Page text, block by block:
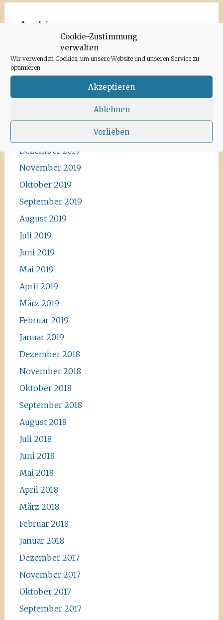
Cookie-Zustimmung
verwalten
Wir verwenden Cookies, um unsere Website und unseren Service zu
optimieren.
Akzeptieren
Ablehnen
Vorlieben
Archiv
Mai 2020
März 2020
Dezember 2019
November 2019
Oktober 2019
September 2019
August 2019
Juli 2019
Juni 2019
Mai 2019
April 2019
März 2019
Februar 2019
Januar 2019
Dezember 2018
November 2018
Oktober 2018
September 2018
August 2018
Juli 2018
Juni 2018
Mai 2018
April 2018
März 2018
Februar 2018
Januar 2018
Dezember 2017
November 2017
Oktober 2017
September 2017